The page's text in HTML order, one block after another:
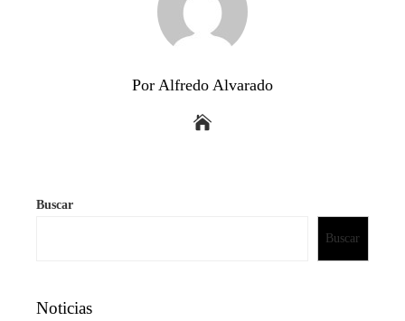
Por Alfredo Alvarado
Buscar
Buscar
Noticias